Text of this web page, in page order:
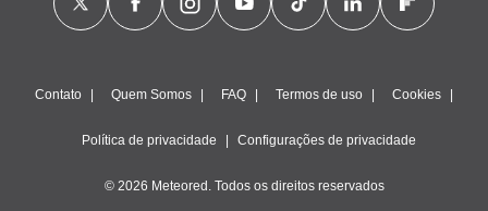
Contato Quem Somos FAQ Termos de uso Cookies
Política de privacidade Configurações de privacidade
© 2026 Meteored. Todos os direitos reservados